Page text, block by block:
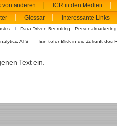
von anderen
ICR in den Medien
Glossar Interessante Links
Data Driven Recruiting - Personalmarketing
ATS Ein tiefer Blick in die Zukunft des
Text ein.